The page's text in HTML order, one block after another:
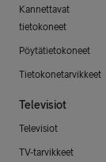
Kannettavat
tietokoneet
Pöytätietokoneet
Tietokonetarvikkeet
Televisiot
Televisiot
TV-tarvikkeet